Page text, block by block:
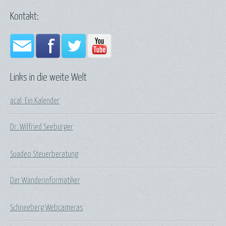
Links in die weite Welt
acal: Ein Kalender
Dr. Wilfried Seeburger
Suadeo Steuerberatung
Der Wanderinformatiker
Schneeberg Webcameras
Kontakt: